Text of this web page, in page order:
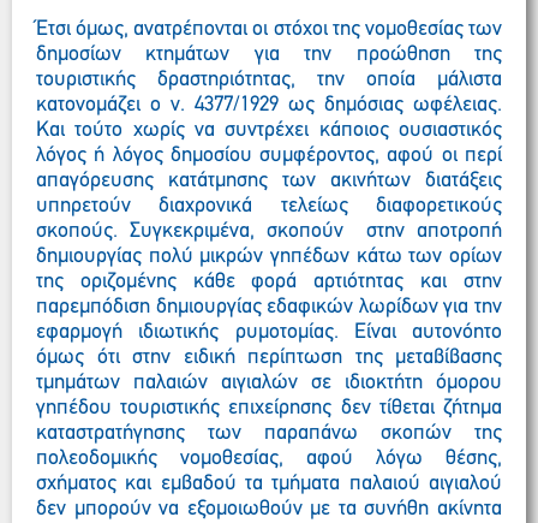
Έτσι όμως, ανατρέπονται οι στόχοι της νομοθεσίας των
δημοσίων κτημάτων για την προώθηση της
τουριστικής δραστηριότητας, την οποία μάλιστα
κατονομάζει ο ν. 4377/1929 ως δημόσιας ωφέλειας.
Και τούτο χωρίς να συντρέχει κάποιος ουσιαστικός
λόγος ή λόγος δημοσίου συμφέροντος, αφού οι περί
απαγόρευσης κατάτμησης των ακινήτων διατάξεις
υπηρετούν διαχρονικά τελείως διαφορετικούς
σκοπούς. Συγκεκριμένα, σκοπούν στην αποτροπή
δημιουργίας πολύ μικρών γηπέδων κάτω των ορίων
της οριζομένης κάθε φορά αρτιότητας και στην
παρεμπόδιση δημιουργίας εδαφικών λωρίδων για την
εφαρμογή ιδιωτικής ρυμοτομίας. Είναι αυτονόητο
όμως ότι στην ειδική περίπτωση της μεταβίβασης
τμημάτων παλαιών αιγιαλών σε ιδιοκτήτη όμορου
γηπέδου τουριστικής επιχείρησης δεν τίθεται ζήτημα
καταστρατήγησης των παραπάνω σκοπών της
πολεοδομικής νομοθεσίας, αφού λόγω θέσης,
σχήματος και εμβαδού τα τμήματα παλαιού αιγιαλού
δεν μπορούν να εξομοιωθούν με τα συνήθη ακίνητα